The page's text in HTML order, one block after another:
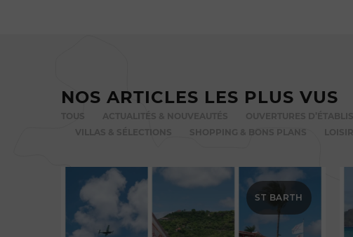
NOS ARTICLES LES PLUS VUS
TOUS ACTUALITÉS & NOUVEAUTÉS
VILLAS & SÉLECTIONS
SHOPPING & BONS PLANS
ST BARTH